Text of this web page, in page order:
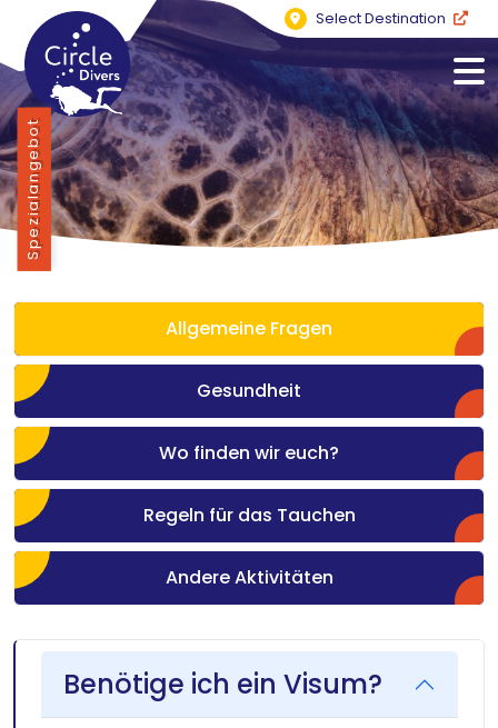
Select Destination
Allgemeine Fragen
Gesundheit
Wo finden wir euch?
Regeln für das Tauchen
Andere Aktivitäten
Benötige ich ein Visum?
Spezialangebot